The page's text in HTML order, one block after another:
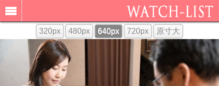
320px 480px 640px 720px 原寸大